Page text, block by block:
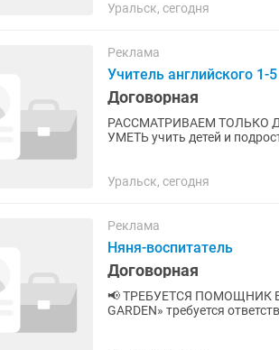
Уральск, сегодня
Реклама
Учитель английского 1-
Договорная
РАССМАТРИВАЕМ ТОЛЬКО Долгосрочные
УМЕТЬ учить детей и
Уральск, сегодня
Реклама
Няня-воспитатель
Договорная
📢 ТРЕБУЕТСЯ ПОМОЩНИК ВОСПИТАТЕЛЯ! В частный
GARDEN» требуется